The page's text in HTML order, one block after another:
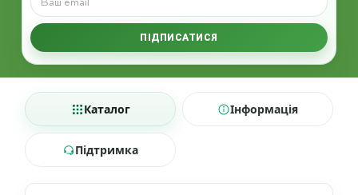
ПІДПИСАТИСЯ
Каталог Інформація
Підтримка